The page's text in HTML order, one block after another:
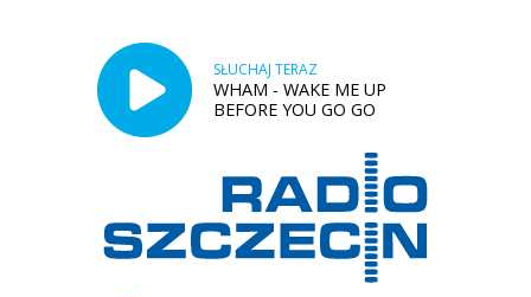
SŁUCHAJ TERAZ
WHAM - WAKE ME UP
BEFORE YOU GO GO